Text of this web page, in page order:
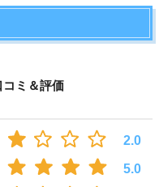
ミ＆評価
2.0
5.0